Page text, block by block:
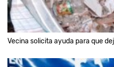
Vecina solicita ayuda para que